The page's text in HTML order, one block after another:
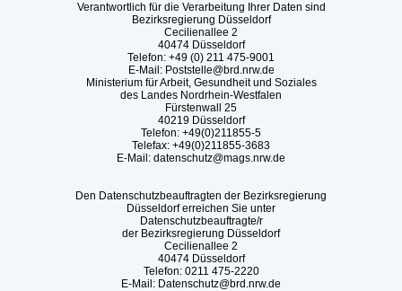
Verantwortlich für die Verarbeitung Ihrer Daten sind
Bezirksregierung Düsseldorf
Cecilienallee 2
40474 Düsseldorf
Telefon: +49 (0) 211 475-9001
E-Mail: Poststelle@brd.nrw.de
Ministerium für Arbeit, Gesundheit und Soziales
des Landes Nordrhein-Westfalen
Fürstenwall 25
40219 Düsseldorf
Telefon: +49(0)211855-5
Telefax: +49(0)211855-3683
E-Mail: datenschutz@mags.nrw.de
Den Datenschutzbeauftragten der Bezirksregierung
Düsseldorf erreichen Sie unter
Datenschutzbeauftragte/r
der Bezirksregierung Düsseldorf
Cecilienallee 2
40474 Düsseldorf
Telefon: 0211 475-2220
E-Mail: Datenschutz@brd.nrw.de